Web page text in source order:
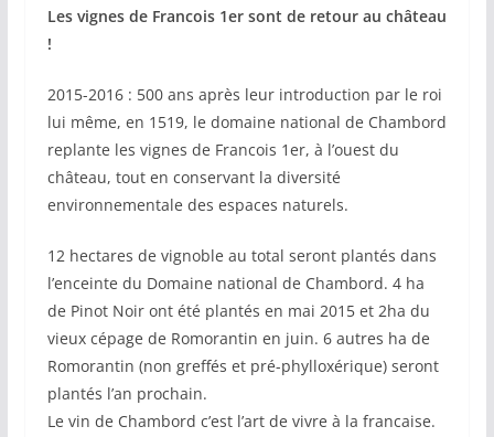
Les vignes de Francois 1er sont de retour au château
!
2015-2016 : 500 ans après leur introduction par le roi
lui même, en 1519, le domaine national de Chambord
replante les vignes de Francois 1er, à l’ouest du
château, tout en conservant la diversité
environnementale des espaces naturels.
12 hectares de vignoble au total seront plantés dans
l’enceinte du Domaine national de Chambord. 4 ha
de Pinot Noir ont été plantés en mai 2015 et 2ha du
vieux cépage de Romorantin en juin. 6 autres ha de
Romorantin (non greffés et pré-phylloxérique) seront
plantés l’an prochain.
Le vin de Chambord c’est l’art de vivre à la francaise.